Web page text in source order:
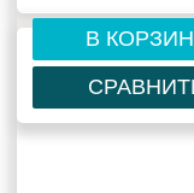
В